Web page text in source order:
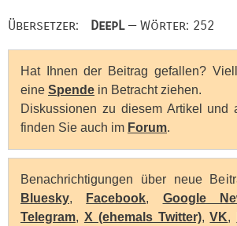
Übersetzer: DeepL— Wörter: 252
Hat Ihnen der Beitrag gefallen?
eine Spende in Betracht ziehen.
Diskussionen zu diesem Artikel und
finden Sie auch im Forum.
Benachrichtigungen über neue
Bluesky, Facebook, Google
Telegram, X (ehemals Twitter),VK,